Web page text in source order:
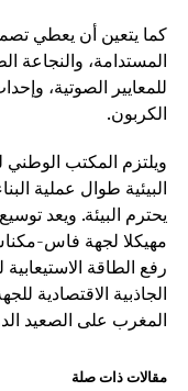
كما يتعين أن يعطي
المستدامة، والنجاعة
للمعايير الصوتية،
الكربون.
ويلتزم المكتب الوطني
البيئية طوال عملية
يحترم البيئة. ويعد
مهيكلا لجهة فاس-
رفع الطاقة
الجاذبية الاقتصادية
المغرب على الصعيد
مقالات ذات صلة